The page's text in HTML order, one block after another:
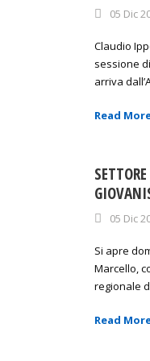
05 Dic
Claudio
sessione
arriva
Read
05 Dic
Si apre
Marcello,
regionale
Read